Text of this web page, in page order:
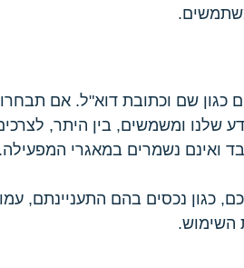
כגון שם וכתובת דוא"ל. אם
ומשמשים, בין היתר,
ואינם נשמרים במאגרי המפעילה.
כגון נכסים בהם התעניינתם,
השימוש.